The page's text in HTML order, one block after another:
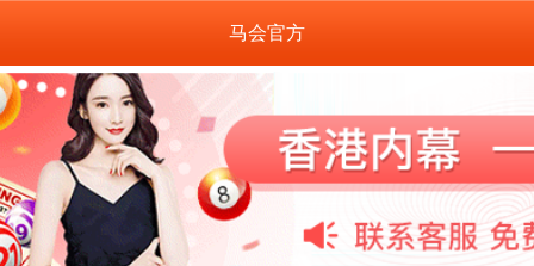
马会官方